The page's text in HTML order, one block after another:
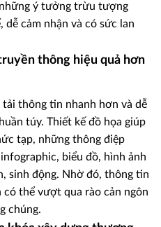
ý tưởng trừu tượng
cảm nhận và có sức lan
thông hiệu quả hơn
tải thông tin nhanh hơn và dễ
túy. Thiết kế đồ họa giúp
tạp, những thông điệp
biểu đồ, hình ảnh
sinh động. Nhờ đó, thông tin
có thể vượt qua rào cản ngôn
chúng.